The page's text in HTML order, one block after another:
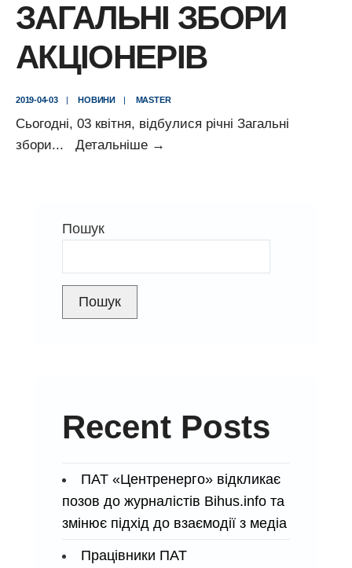
ЗАГАЛЬНІ ЗБОРИ
АКЦІОНЕРІВ
2019-04-03 | НОВИНИ | MASTER
Сьогодні, 03 квітня, відбулися річні Загальні
збори... Детальніше →
Пошук
Пошук
Recent Posts
ПАТ «Центренерго» відкликає
позов до журналістів Bihus.info та
змінює підхід до взаємодії з медіа
Працівники ПАТ